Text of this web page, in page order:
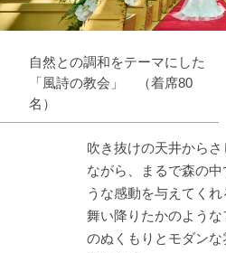
自然との調和をテーマにした
「風詩の教会」 （着席80
名）
吹き抜けの天井から
ながら、まるで森の
うな感動を与えてく
舞い降りたかのよう
のぬくもりとモダン